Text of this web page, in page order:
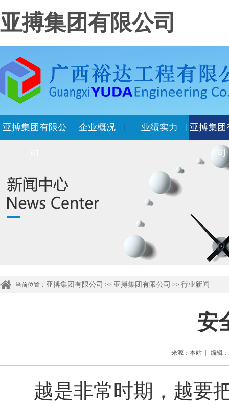
亚搏集团有限公司
亚搏集团有限公 企业概况 业绩实力 亚搏集团
司
当前位置： 亚搏集团有限公司 >> 亚搏集团有限公司 >> 行业新闻
安
来源：本站 | 编辑
越是非常时期，越要